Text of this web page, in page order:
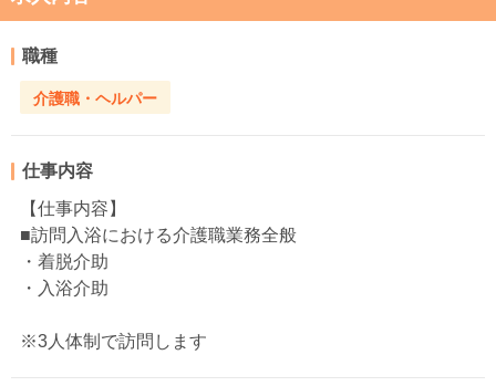
職種
介護職・ヘルパー
仕事内容
【仕事内容】
■訪問入浴における介護職業務全般
・着脱介助
・入浴介助
※3人体制で訪問します